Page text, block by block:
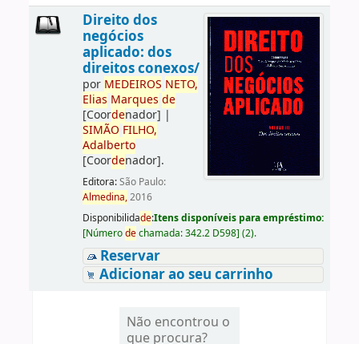
Direito dos
negócios
aplicado: dos
direitos conexos/
por MEDEIROS NETO,
Elias Marques de
[Coordenador] |
SIMÃO FILHO,
Adalberto
[Coordenador].
Editora:São Paulo:
Almedina,2016
Disponibilidade:Itens disponíveis para empréstimo:
[Númerodechamada:342.2 D598] (2).
Reservar
Adicionar ao seu carrinho
Não encontrou o
que procura?